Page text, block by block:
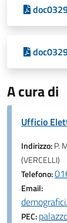
A cura di
Ufficio
Indirizzo:P.
(VERCELLI)
Telefono:
Email:
PEC: